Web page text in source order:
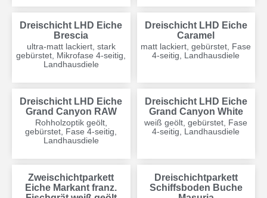
Dreischicht LHD Eiche
Brescia
ultra-matt lackiert, stark
gebürstet, Mikrofase 4-seitig,
Landhausdiele
Dreischicht LHD Eiche
Caramel
matt lackiert, gebürstet, Fase
4-seitig, Landhausdiele
Dreischicht LHD Eiche
Grand Canyon RAW
Rohholzoptik geölt,
gebürstet, Fase 4-seitig,
Landhausdiele
Dreischicht LHD Eiche
Grand Canyon White
weiß geölt, gebürstet, Fase
4-seitig, Landhausdiele
Zweischichtparkett
Eiche Markant franz.
Dreischichtparkett
Schiffsboden Buche